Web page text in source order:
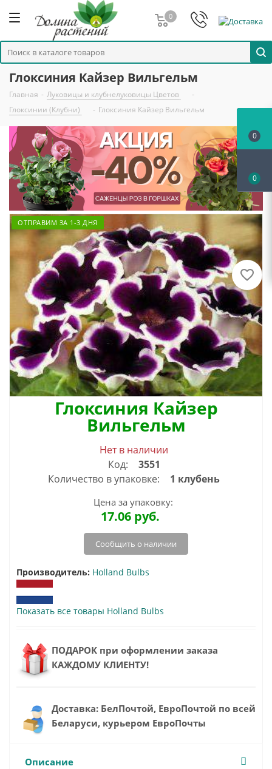
0
Глоксиния Кайзер Вильгельм
Главная - Луковицы и клубнелуковицы Цветов
-
Глоксинии (Клубни)
- Глоксиния Кайзер Вильгельм
ОТПРАВИМ ЗА 1-3 ДНЯ
Глоксиния Кайзер
Вильгельм
Нет в наличии
Код:
3551
Количество в упаковке:
1 клубень
Цена за упаковку:
17.06руб.
Сообщить о наличии
Производитель: Holland Bulbs
Показать все товары Holland Bulbs
ПОДАРОК при оформлении заказа
КАЖДОМУ КЛИЕНТУ!
Доставка: БелПочтой, ЕвроПочтой по всей
Беларуси, курьером ЕвроПочты
Описание
0
0